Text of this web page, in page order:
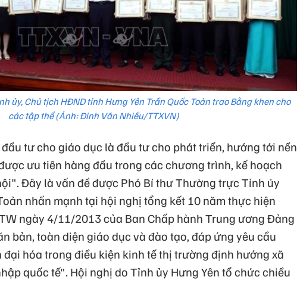
ủy, Chủ tịch HĐND tỉnh Hưng Yên Trần Quốc Toản trao Bằng khen cho
các tập thể (Ảnh: Đinh Văn Nhiều/TTXVN)
tư cho giáo dục là đầu tư cho phát triển, hướng tới nền
ưu tiên hàng đầu trong các chương trình, kế hoạch
Đây là vấn đề được Phó Bí thư Thường trực Tỉnh ủy
nhấn mạnh tại hội nghị tổng kết 10 năm thực hiện
ngày 4/11/2013 của Ban Chấp hành Trung ương Đảng
bản, toàn diện giáo dục và đào tạo, đáp ứng yêu cầu
hóa trong điều kiện kinh tế thị trường định hướng xã
quốc tế". Hội nghị do Tỉnh ủy Hưng Yên tổ chức chiều